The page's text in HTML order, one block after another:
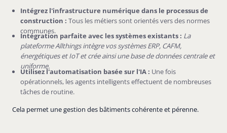
Intégrez l'infrastructure numérique dans le processus de
construction : Tous les métiers sont orientés vers des normes
communes.
Intégration parfaite avec les systèmes existants : La
plateforme Allthings intègre vos systèmes ERP, CAFM,
énergétiques et IoT et crée ainsi une base de données centrale et
uniforme.
Utilisez l'automatisation basée sur l'IA : Une fois
opérationnels, les agents intelligents effectuent de nombreuses
tâches de routine.
Cela permet une gestion des bâtiments cohérente et pérenne.